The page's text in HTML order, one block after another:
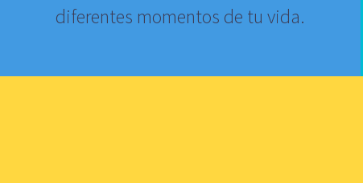
diferentes momentos de tu vida.